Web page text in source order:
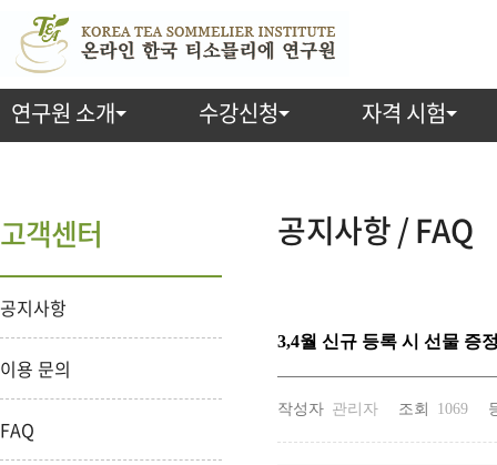
연구원 소개 수강신청 자격 시험
공지사항 / FAQ
3,4월 신규 등록 시 선물 증
작성자 관리자 조회 1069
고객센터
공지사항
이용 문의
FAQ